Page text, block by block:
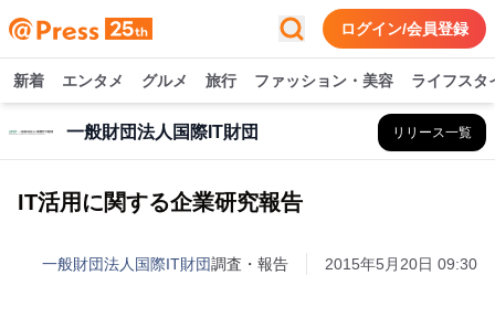
ログイン/会員登録
新着 エンタメ グルメ 旅行 ファッション・美容 ライフスタ
一般財団法人国際IT財団 リリース一覧
IT活用に関する企業研究報告
一般財団法人国際IT財団調査・報告 2015年5月20日 09:30